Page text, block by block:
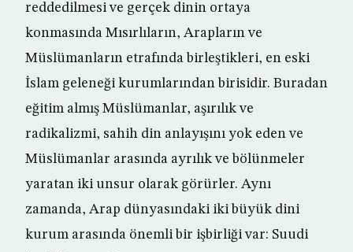
reddedilmesi ve gerçek dinin ortaya
konmasında Mısırlıların, Arapların ve
Müslümanların etrafında birleştikleri, en eski
İslam geleneği kurumlarından birisidir. Buradan
eğitim almış Müslümanlar, aşırılık ve
radikalizmi, sahih din anlayışını yok eden ve
Müslümanlar arasında ayrılık ve bölünmeler
yaratan iki unsur olarak görürler. Aynı
zamanda, Arap dünyasındaki iki büyük dini
kurum arasında önemli bir işbirliği var: Suudi